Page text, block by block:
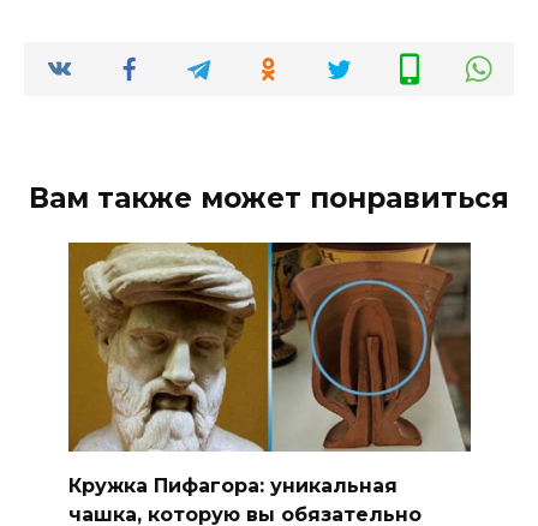
Вам также может понравиться
Кружка Пифагора: уникальная
чашка, которую вы обязательно